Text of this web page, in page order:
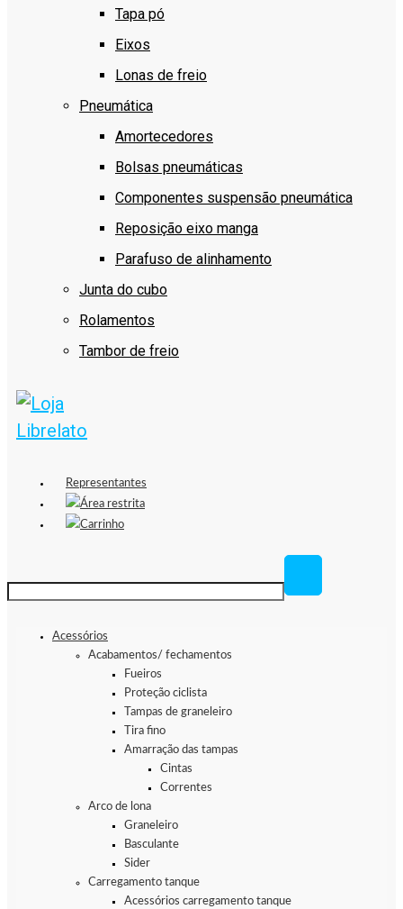
Tapa pó
Eixos
Lonas de freio
Pneumática
Amortecedores
Bolsas pneumáticas
Componentes suspensão pneumática
Reposição eixo manga
Parafuso de alinhamento
Junta do cubo
Rolamentos
Tambor de freio
Representantes
Área restrita
Carrinho
Acessórios
Acabamentos/ fechamentos
Fueiros
Proteção ciclista
Tampas de graneleiro
Tira fino
Amarração das tampas
Cintas
Correntes
Arco de lona
Graneleiro
Basculante
Sider
Carregamento tanque
Acessórios carregamento tanque